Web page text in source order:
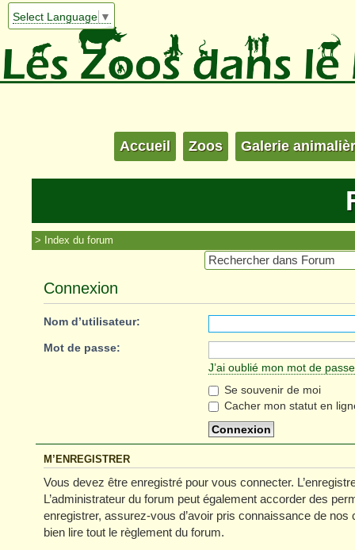
Select Language ▼
Accueil Zoos Galerie
Index du forum
Connexion
Nom d’utilisateur:
Mot de passe:
J’ai oublié mon mot de passe
Se souvenir de moi
Cacher mon statut en
M’ENREGISTRER
Vous devez être enregistré pour vous connecter.
L’administrateur du forum peut également accorder des
enregistrer, assurez-vous d’avoir pris connaissance de
bien lire tout le règlement du forum.